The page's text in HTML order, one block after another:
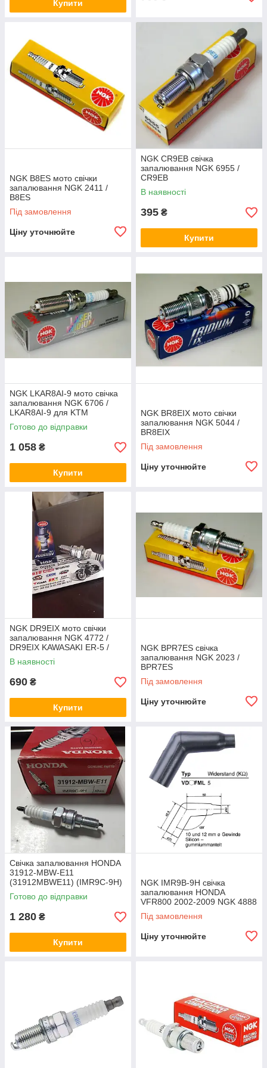
Купити
NGK B8ES мото свічки
запалювання NGK 2411 /
B8ES
Під замовлення
Ціну уточнюйте
NGK CR9EB свічка
запалювання NGK 6955 /
CR9EB
В наявності
395 ₴
Купити
NGK LKAR8AI-9 мото свічка
запалювання NGK 6706 /
LKAR8AI-9 для KTM
(75039093000)
Готово до відправки
1 058 ₴
Купити
NGK BR8EIX мото свічки
запалювання NGK 5044 /
BR8EIX
Під замовлення
Ціну уточнюйте
NGK DR9EIX мото свічки
запалювання NGK 4772 /
DR9EIX KAWASAKI ER-5 /
Vulcan EN 500/KAWASAKI
ZR/SUZUKI GSX/
В наявності
690 ₴
Купити
NGK BPR7ES свічка
запалювання NGK 2023 /
BPR7ES
Під замовлення
Ціну уточнюйте
Свічка запалювання HONDA
31912-MBW-E11
(31912MBWE11) (IMR9C-9H)
- оригінал
Готово до відправки
1 280 ₴
Купити
NGK IMR9B-9H свічка
запалювання HONDA
VFR800 2002-2009 NGK 4888
/ IMR9B-9H
Під замовлення
Ціну уточнюйте